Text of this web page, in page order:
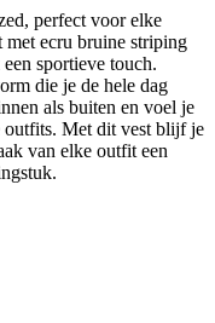
perfect voor elke
met ecru bruine striping
sportieve touch.
die je de hele dag
als buiten en voel je
outfits. Met dit vest blijf je
van elke outfit een